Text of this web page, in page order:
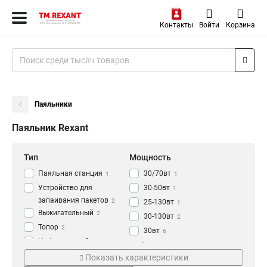
Контакты Войти Корзина
Паяльники
Паяльник Rexant
Тип
Паяльная станция 1
Устройство для
запаивания пакетов 2
Выжигательный 2
Топор 2
Набор для пайки
Паяльник-пинцет 1
Мощность
30/70вт 1
30-50вт 1
25-130вт 1
30-130вт 2
30вт 6
12в/40вт 1
Рабочая температура
250-500°C 1
Показать характеристики